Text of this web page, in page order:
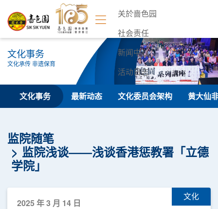
关於啬色园
社会责任
新闻中心
活动日志
联络我们
文化事务
文化承传 非遗保育
文化事务 最新动态 文化委员会架构 黄大仙
监院随笔
监院浅谈——浅谈香港惩教署「立德
学院」
文化
2025 年 3 月 14 日